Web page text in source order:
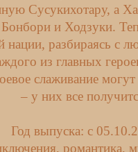
Сусукихотару, а
и Ходзуки.
разбираясь с
из главных
слаживание
– у них все
Год выпуска: c
романтика,